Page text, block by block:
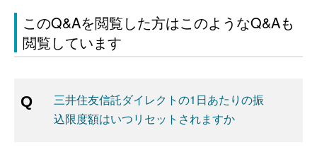
このQ&Aを閲覧した方はこのようなQ&Aも
閲覧しています
三井住友信託ダイレクトの1日あたりの振
込限度額はいつリセットされますか